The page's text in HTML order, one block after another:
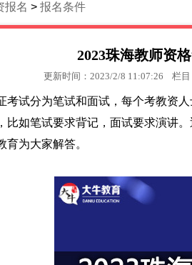
报名 > 报名条件
2023珠海教师资
更新时间：2023/2/8 11:07:26 栏
考试分为笔试和面试，每个考教资
比如笔试要求背记，面试要求演讲
育为大家解答。